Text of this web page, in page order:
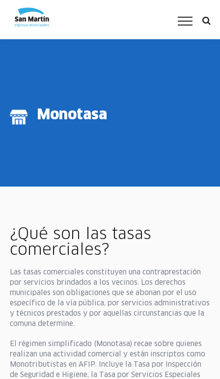
Monotasa
¿Qué son las tasas
comerciales?
Las tasas comerciales constituyen una contraprestación
por servicios brindados a los vecinos. Los derechos
municipales son obligaciones que se abonan por el uso
específico de la vía pública, por servicios administrativos
y técnicos prestados y por aquellas circunstancias que la
comuna determine.
El régimen simplificado (Monotasa) recae sobre quienes
realizan una actividad comercial y están inscriptos como
Monotributistas en AFIP. Incluye la Tasa por Inspección
de Seguridad e Higiene, la Tasa por Servicios Especiales